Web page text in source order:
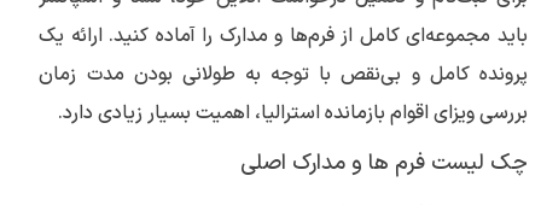
باید مجموعه‌ای کامل از فرم‌ها و مدارک را آماده کنید. ارائه یک
پرونده کامل و بی‌نقص با توجه به طولانی بودن مدت زمان
بررسی ویزای اقوام بازمانده استرالیا، اهمیت بسیار زیادی دارد.
چک لیست فرم‌ ها و مدارک اصلی